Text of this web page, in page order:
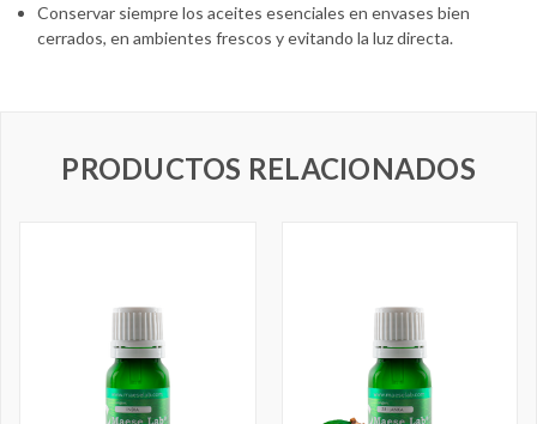
Conservar siempre los aceites esenciales en envases bien
cerrados, en ambientes frescos y evitando la luz directa.
PRODUCTOS RELACIONADOS